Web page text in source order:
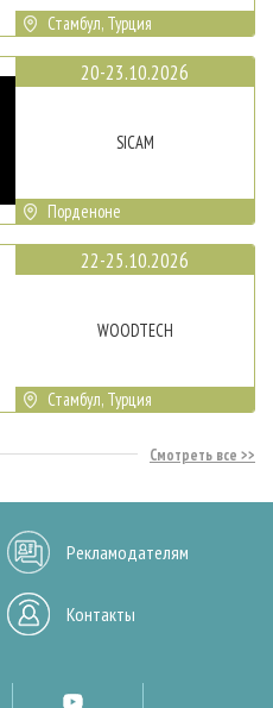
Стамбул, Турция
20-23.10.2026
SICAM
Порденоне
22-25.10.2026
WOODTECH
Стамбул, Турция
Смотреть все
Рекламодателям
Контакты